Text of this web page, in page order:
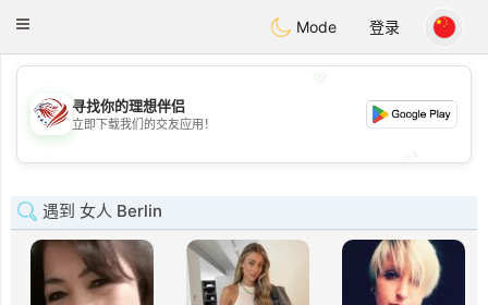
Dating
Toggle
Mode 登录
💖
💕
寻找你的理想伴侣
立即下载我们的交友应用！
遇到 女人 Berlin